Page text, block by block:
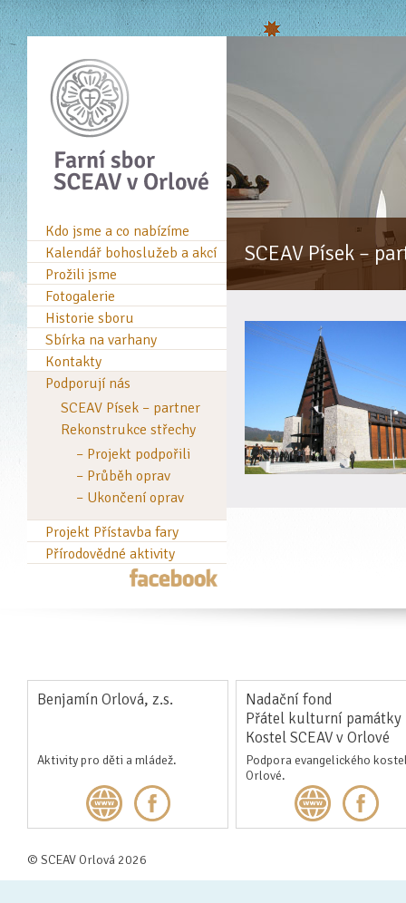
Kdo jsme a co nabízíme
Kalendář bohoslužeb a akcí
Prožili jsme
Fotogalerie
Historie sboru
Sbírka na varhany
Kontakty
Podporují nás
SCEAV Písek – partner
Rekonstrukce střechy
– Projekt podpořili
– Průběh oprav
– Ukončení oprav
Projekt Přístavba fary
Přírodovědné aktivity
SCEAV Písek –
Benjamín Orlová, z.s.
Aktivity pro děti a mládež.
Nadační fond
Přátel kulturní památky
Kostel SCEAV v Orlové
Podpora evangelického
Orlové.
© SCEAV Orlová 2026